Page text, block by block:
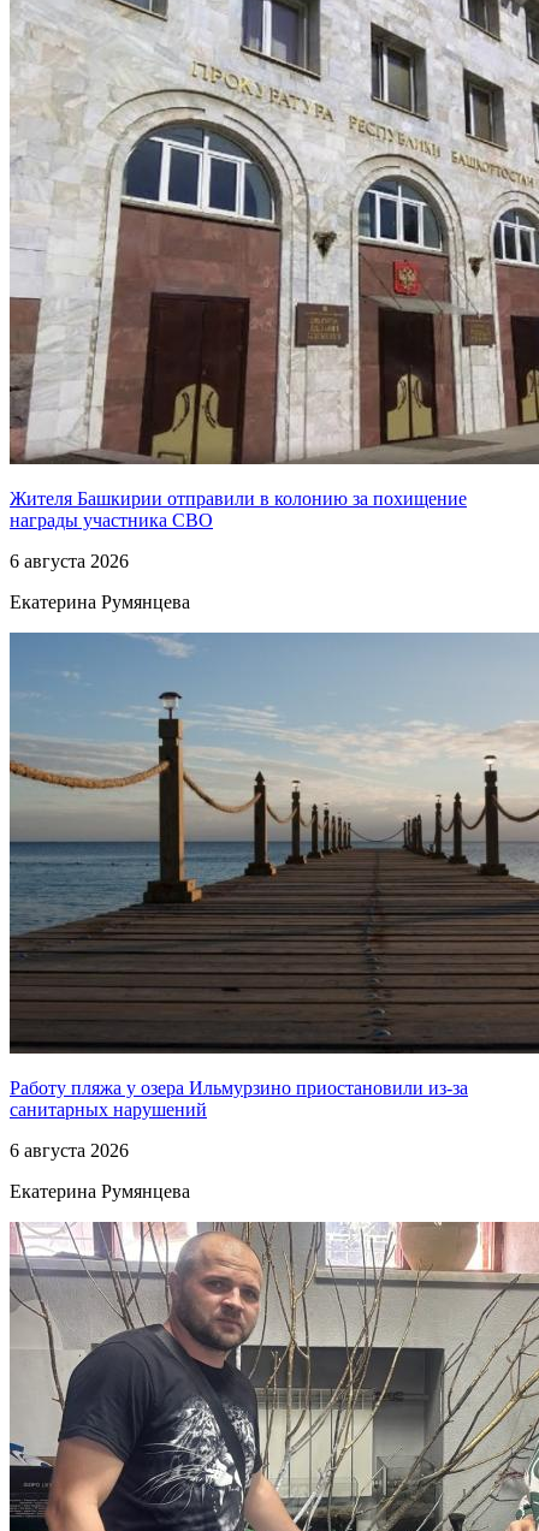
Жителя Башкирии отправили в колонию за похищение
награды участника СВО
6 августа 2026
Екатерина Румянцева
Работу пляжа у озера Ильмурзино приостановили из-за
санитарных нарушений
6 августа 2026
Екатерина Румянцева